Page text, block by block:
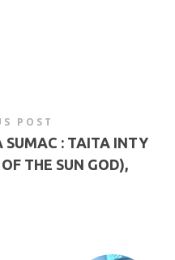
POST
SUMAC : TAITA INTY
THE SUN GOD),